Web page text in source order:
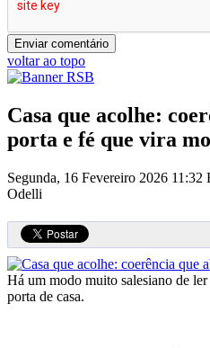
voltar ao topo
Casa que acolhe:
porta e fé que vira
Segunda, 16 Fevereiro 2026 11:32
Odelli
Há um modo muito salesiano de
porta de casa.